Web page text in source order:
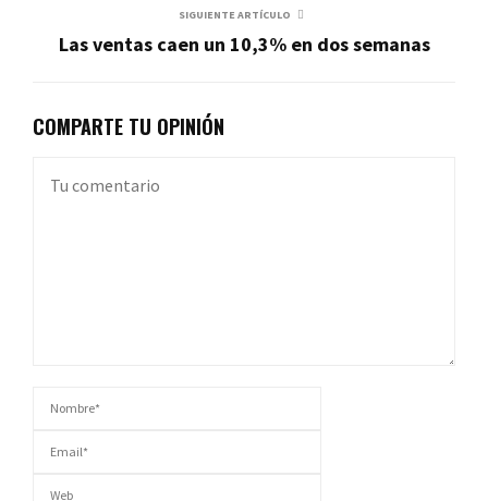
SIGUIENTE ARTÍCULO
Las ventas caen un 10,3% en dos semanas
COMPARTE TU OPINIÓN